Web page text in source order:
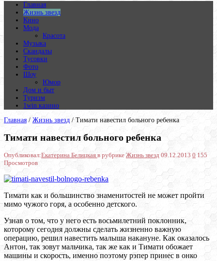
Главная
Жизнь звезд
Кино
Мода
Красота
Музыка
Скандалы
Тусовки
Фото
Шоу
Юмор
Дом и быт
Туризм
1win казино
Главная / Жизнь звезд /Тимати навестил больного ребенка
Тимати навестил больного ребенка
Опубликовал:Екатерина Белицкая в рубрикеЖизнь звезд 09.12.2013 0 155
Просмотров
Тимати как и большинство знаменитостей не может пройти
мимо чужого горя, а особенно детского.
Узнав о том, что у него есть восьмилетний поклонник,
которому сегодня должны сделать жизненно важную
операцию, решил навестить малыша накануне. Как оказалось
Антон, так зовут мальчика, так же как и Тимати обожает
машины и скорость, именно поэтому рэпер принес в онко